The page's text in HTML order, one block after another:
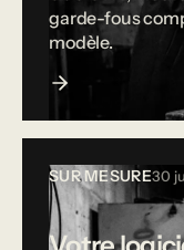
garde-fous
modèle.
SUR MESURE30